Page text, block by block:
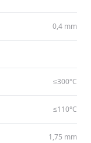
0,4 mm
≤300°C
≤110°C
1,75 mm